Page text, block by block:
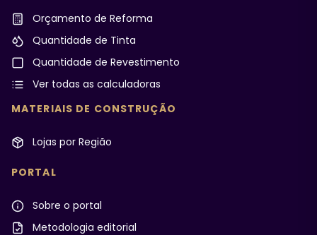
Orçamento de Reforma
Quantidade de Tinta
Quantidade de Revestimento
Ver todas as calculadoras
MATERIAIS DE CONSTRUÇÃO
Lojas por Região
PORTAL
Sobre o portal
Metodologia editorial